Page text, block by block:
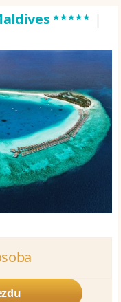
***** |